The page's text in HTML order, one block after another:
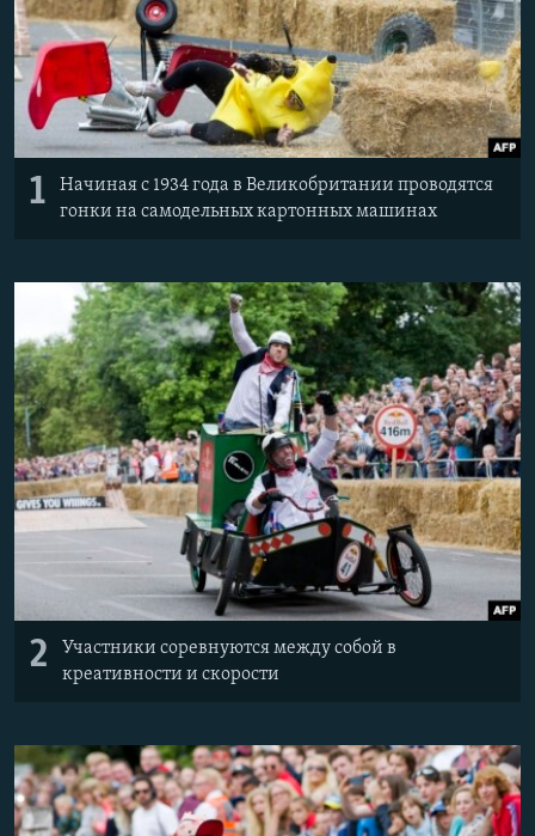
Հայերեն
English
Русский
Все сайты Радио Азатутюн
1
Начиная с 1934 года в Великобритании проводятся
гонки на самодельных картонных машинах
2
Участники соревнуются между собой в
креативности и скорости